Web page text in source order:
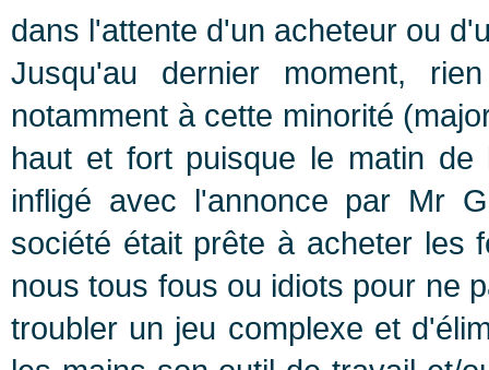
dans l'attente d'un acheteur ou
Jusqu'au dernier moment,
notamment à cette minorité
haut et fort puisque le matin
infligé avec l'annonce par Mr
société était prête à acheter les
nous tous fous ou idiots pour ne
troubler un jeu complexe et